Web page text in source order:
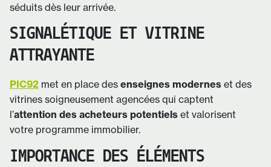
séduits dès leur arrivée.
SIGNALÉTIQUE ET VITRINE
ATTRAYANTE
PIC92 met en place des enseignes modernes et des
vitrines soigneusement agencées qui captent
l’attention des acheteurs potentiels et valorisent
votre programme immobilier.
IMPORTANCE DES ÉLÉMENTS